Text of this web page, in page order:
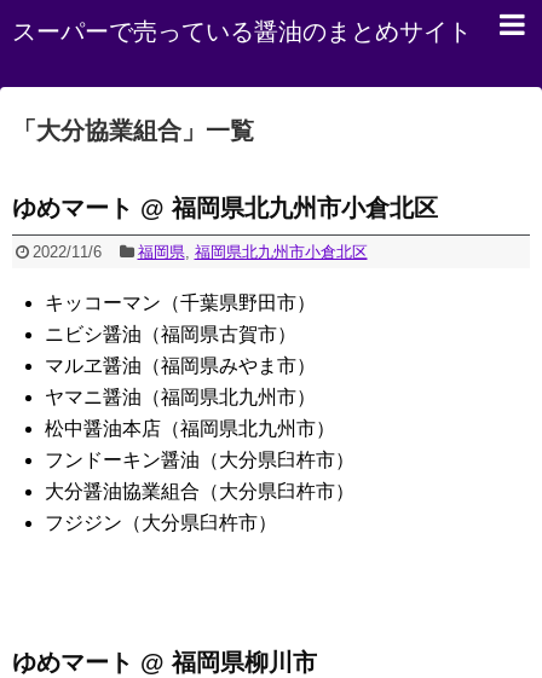
スーパーで売っている醤油のまとめサイト
「 大分協業組合 」 一覧
ゆめマート @ 福岡県北九州市小倉北区
2022/11/6 福岡県, 福岡県北九州市小倉北区
キッコーマン（千葉県野田市）
ニビシ醤油（福岡県古賀市）
マルヱ醤油（福岡県みやま市）
ヤマニ醤油（福岡県北九州市）
松中醤油本店（福岡県北九州市）
フンドーキン醤油（大分県臼杵市）
大分醤油協業組合（大分県臼杵市）
フジジン（大分県臼杵市）
ゆめマート @ 福岡県柳川市